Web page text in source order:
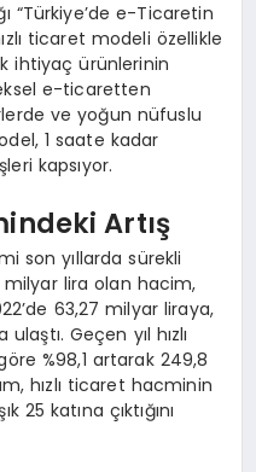
“Türkiye’de e-Ticaretin
ticaret modeli özellikle
ihtiyaç ürünlerinin
e-ticaretten
ve yoğun nüfuslu
1 saate kadar
kapsıyor.
Artış
son yıllarda sürekli
milyar lira olan hacim,
63,27 milyar liraya,
Geçen yıl hızlı
%98,1 artarak 249,8
hızlı ticaret hacminin
katına çıktığını